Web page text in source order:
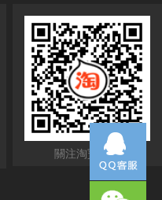
關注淘寶店鋪379498411